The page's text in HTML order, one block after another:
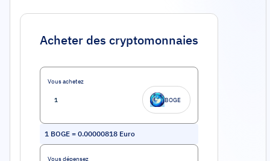
Acheter des cryptomonnaies
Vous achetez
BOGE
1 BOGE = 0.00000818 Euro
Vous dépensez